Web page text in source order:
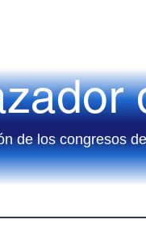
de los congresos